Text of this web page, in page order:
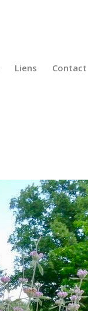
Liens Contact